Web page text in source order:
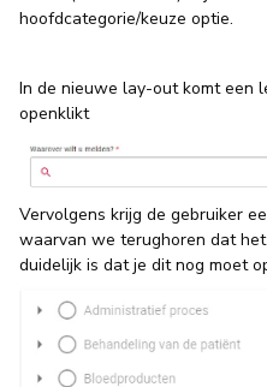
hoofdcategorie/keuze optie.
In de nieuwe lay-out komt een
openklikt
Vervolgens krijg de gebruiker
waarvan we terughoren dat
duidelijk is dat je dit nog moet